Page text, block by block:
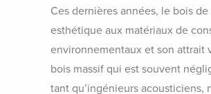
Ces dernières années, le bois
esthétique aux matériaux de
environnementaux et son attrait
bois massif qui est souvent
tant qu’ingénieurs acousticiens,